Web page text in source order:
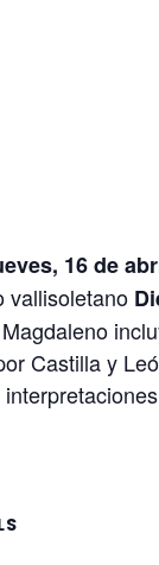
16 de
vallisoletano
Castilla y